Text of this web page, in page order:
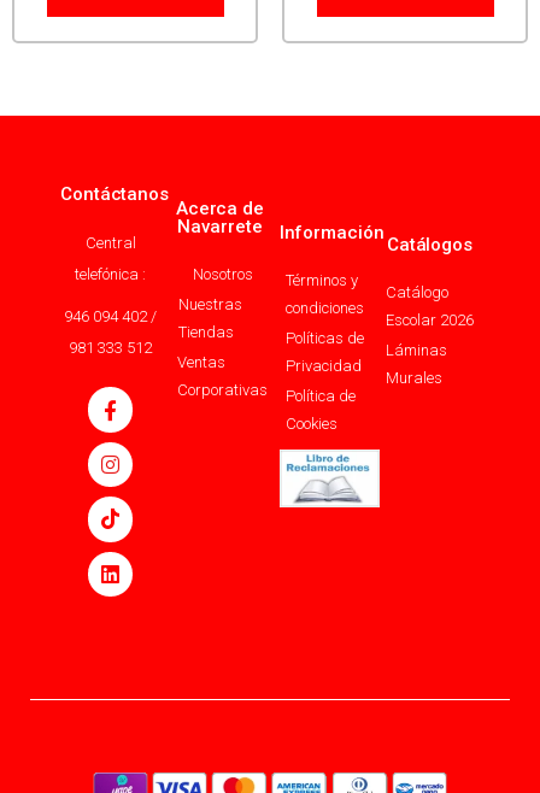
Contáctanos
Central
telefónica :
946 094 402 /
981 333 512
Acerca de
Navarrete
Nosotros
Nuestras
Tiendas
Ventas
Corporativas
Información
Términos y
condiciones
Políticas de
Privacidad
Política de
Cookies
Catálogos
Catálogo
Escolar 2026
Láminas
Murales